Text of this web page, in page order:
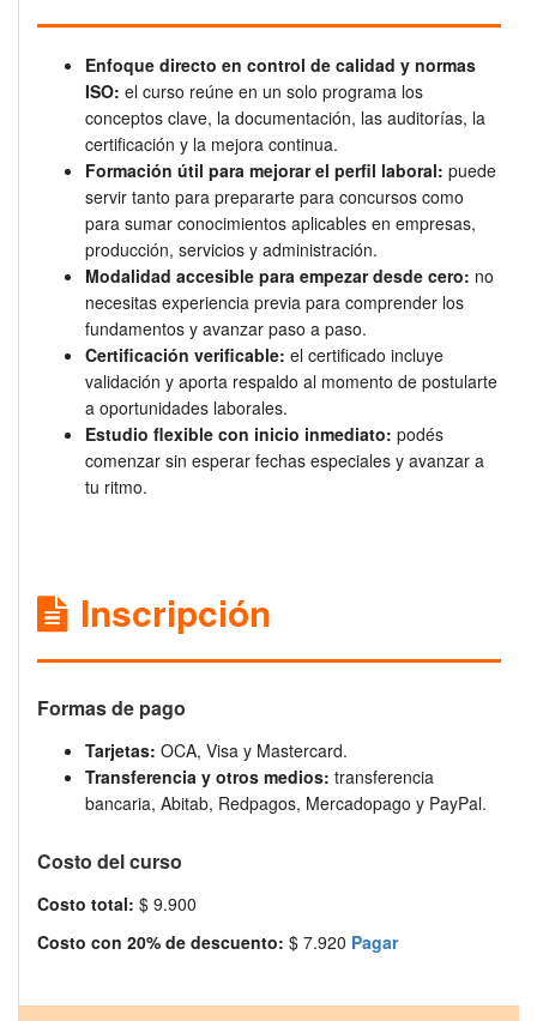
Enfoque directo en control de calidad y normas
ISO: el curso reúne en un solo programa los
conceptos clave, la documentación, las auditorías, la
certificación y la mejora continua.
Formación útil para mejorar el perfil laboral: puede
servir tanto para prepararte para concursos como
para sumar conocimientos aplicables en empresas,
producción, servicios y administración.
Modalidad accesible para empezar desde cero: no
necesitas experiencia previa para comprender los
fundamentos y avanzar paso a paso.
Certificación verificable: el certificado incluye
validación y aporta respaldo al momento de postularte
a oportunidades laborales.
Estudio flexible con inicio inmediato: podés
comenzar sin esperar fechas especiales y avanzar a
tu ritmo.
Inscripción
Formas de pago
Tarjetas: OCA, Visa y Mastercard.
Transferencia y otros medios: transferencia
bancaria, Abitab, Redpagos, Mercadopago y PayPal.
Costo del curso
Costo total: $ 9.900
Costo con 20% de descuento: $ 7.920 Pagar